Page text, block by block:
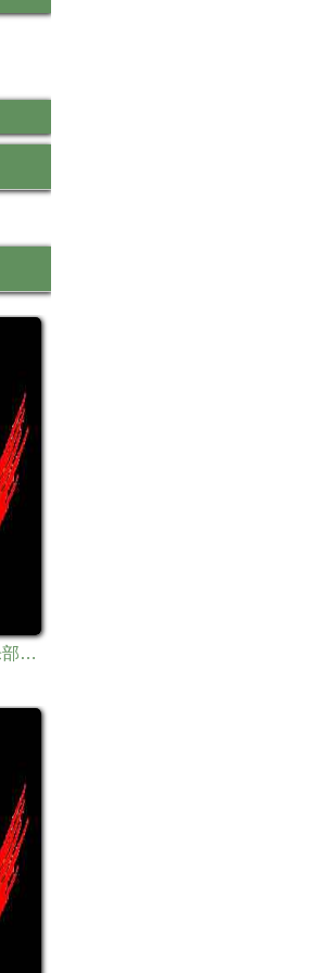
中乙 江西黑马青年俱乐部vs上海海港B队20240324